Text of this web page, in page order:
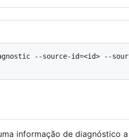
--source-id=<id> --
informação de diagnóstico